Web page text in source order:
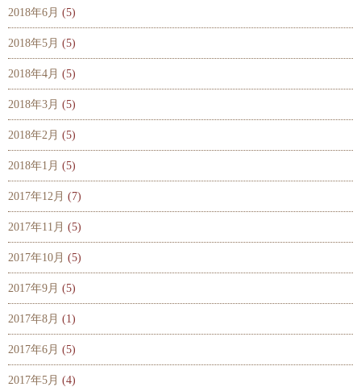
2018年6月 (5)
2018年5月 (5)
2018年4月 (5)
2018年3月 (5)
2018年2月 (5)
2018年1月 (5)
2017年12月 (7)
2017年11月 (5)
2017年10月 (5)
2017年9月 (5)
2017年8月 (1)
2017年6月 (5)
2017年5月 (4)